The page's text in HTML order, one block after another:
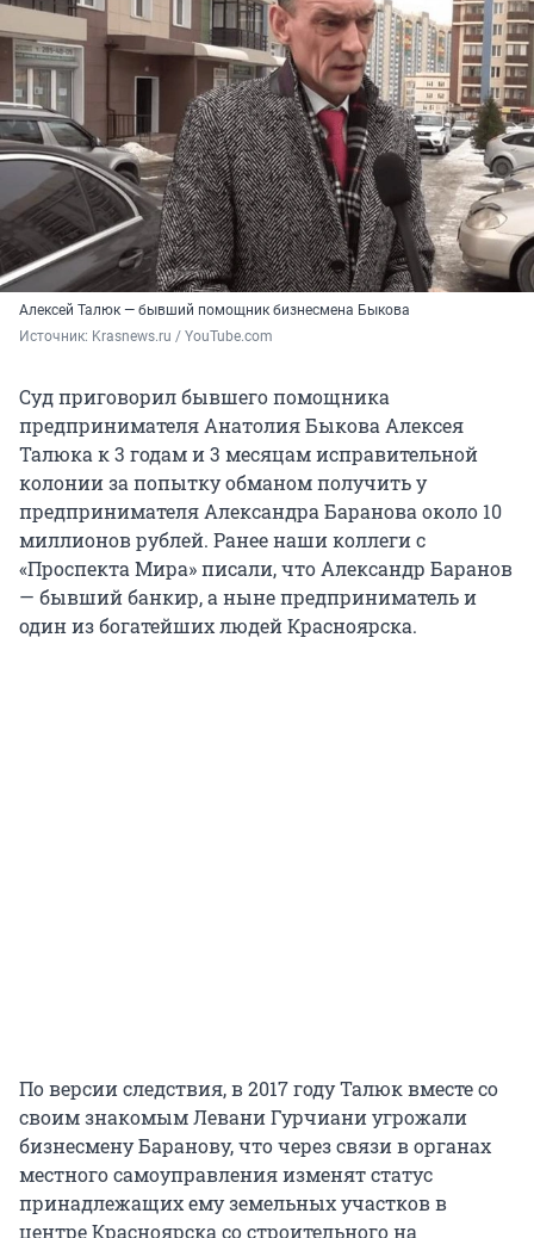
Алексей Талюк — бывший помощник бизнесмена Быкова
Источник: Krasnews.ru / YouTube.com
Суд приговорил бывшего помощника
предпринимателя Анатолия Быкова Алексея
Талюка к 3 годам и 3 месяцам исправительной
колонии за попытку обманом получить у
предпринимателя Александра Баранова около 10
миллионов рублей. Ранее наши коллеги с
«Проспекта Мира» писали, что Александр Баранов
— бывший банкир, а ныне предприниматель и
один из богатейших людей Красноярска.
По версии следствия, в 2017 году Талюк вместе со
своим знакомым Левани Гурчиани угрожали
бизнесмену Баранову, что через связи в органах
местного самоуправления изменят статус
принадлежащих ему земельных участков в
центре Красноярска со строительного на